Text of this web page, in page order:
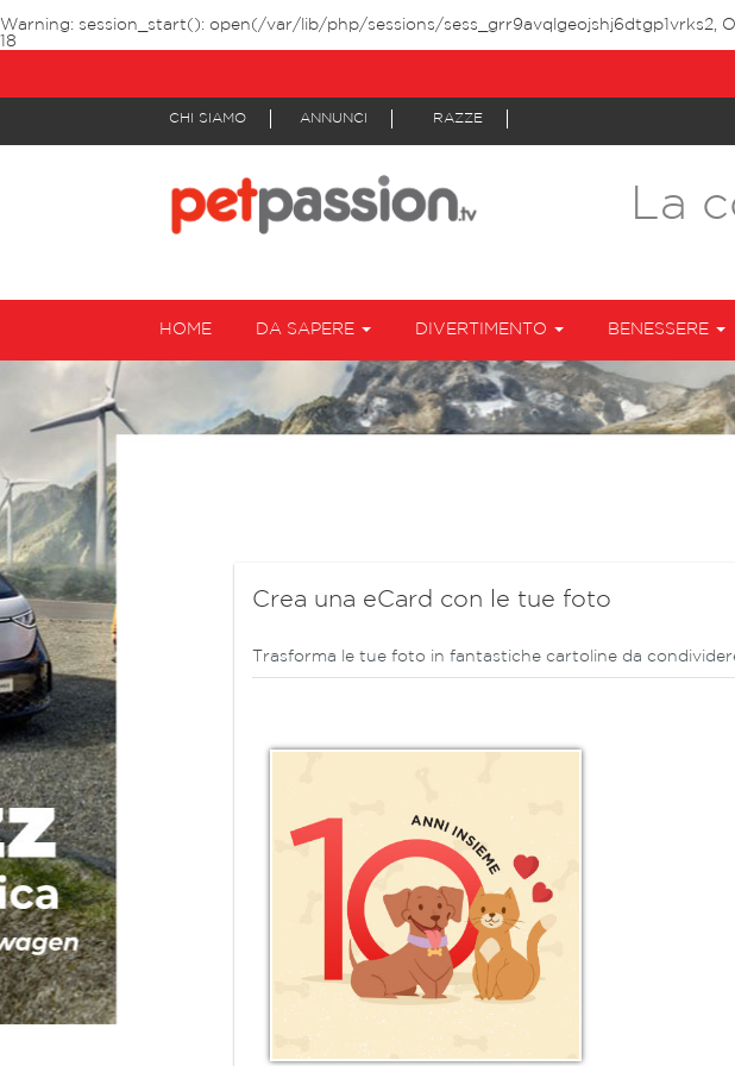
Warning: session_start(): open(/var/lib/php/sessions/sess_grr9avqlgeojshj6dtgp1vrks2,
18
CHI SIAMO ANNUNCI RAZZE
La
HOME DA SAPERE DIVERTIMENTO BENESSERE
Crea una eCard con le tue foto
Trasforma le tue foto in fantastiche cartoline da